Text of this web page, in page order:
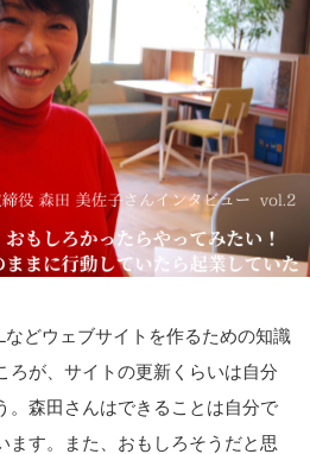
どウェブサイトを作るための知識
ろが、サイトの更新くらいは自分
。森田さんはできることは自分で
ます。また、おもしろそうだと思